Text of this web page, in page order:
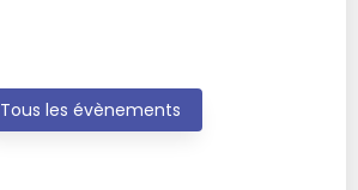
Tous les évènements